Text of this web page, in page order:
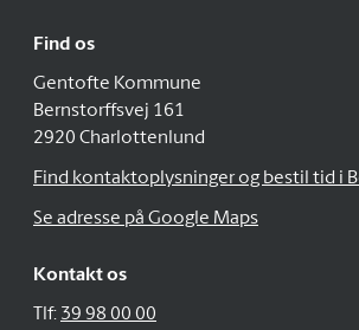
Find os
Gentofte Kommune
Bernstorffsvej 161
2920 Charlottenlund
Find kontaktoplysninger og bestil tid i
Se adresse på Google Maps
Kontakt os
Tlf: 39 98 00 00